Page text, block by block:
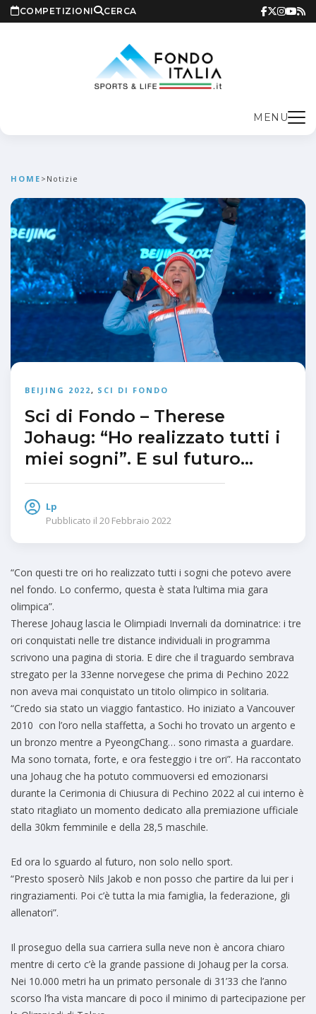
COMPETIZIONI CERCA
MENU
HOME > Notizie
BEIJING 2022, SCI DI FONDO
Sci di Fondo – Therese
Johaug: “Ho realizzato tutti i
miei sogni”. E sul futuro…
Lp
Pubblicato il 20 Febbraio 2022
“Con questi tre ori ho realizzato tutti i sogni che potevo avere
nel fondo. Lo confermo, questa è stata l’ultima mia gara
olimpica”.
Therese Johaug lascia le Olimpiadi Invernali da dominatrice: i tre
ori conquistati nelle tre distance individuali in programma
scrivono una pagina di storia. E dire che il traguardo sembrava
stregato per la 33enne norvegese che prima di Pechino 2022
non aveva mai conquistato un titolo olimpico in solitaria.
“Credo sia stato un viaggio fantastico. Ho iniziato a Vancouver
2010 con l’oro nella staffetta, a Sochi ho trovato un argento e
un bronzo mentre a PyeongChang… sono rimasta a guardare.
Ma sono tornata, forte, e ora festeggio i tre ori”. Ha raccontato
una Johaug che ha potuto commuoversi ed emozionarsi
durante la Cerimonia di Chiusura di Pechino 2022 al cui interno è
stato ritagliato un momento dedicato alla premiazione ufficiale
della 30km femminile e della 28,5 maschile.
Ed ora lo sguardo al futuro, non solo nello sport.
“Presto sposerò Nils Jakob e non posso che partire da lui per i
ringraziamenti. Poi c’è tutta la mia famiglia, la federazione, gli
allenatori”.
Il proseguo della sua carriera sulla neve non è ancora chiaro
mentre di certo c’è la grande passione di Johaug per la corsa.
Nei 10.000 metri ha un primato personale di 31’33 che l’anno
scorso l’ha vista mancare di poco il minimo di partecipazione per